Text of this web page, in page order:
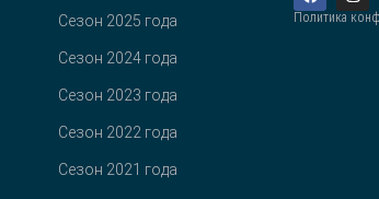
Сезон 2025 года
Сезон 2024 года
Сезон 2023 года
Сезон 2022 года
Сезон 2021 года
Политика